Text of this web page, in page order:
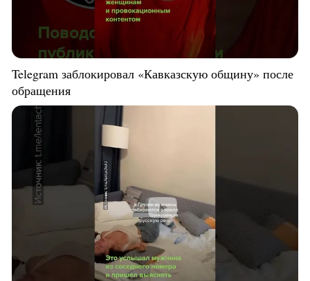
Telegram заблокировал «Кавказскую общину» после
обращения